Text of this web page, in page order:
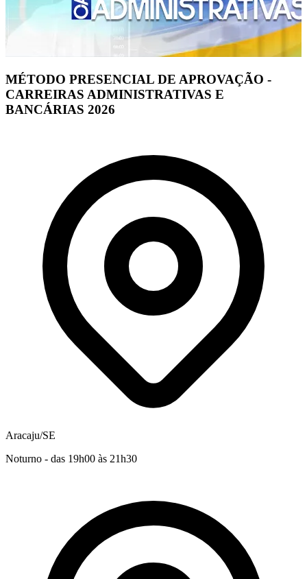
MÉTODO PRESENCIAL DE APROVAÇÃO -
CARREIRAS ADMINISTRATIVAS E
BANCÁRIAS 2026
Aracaju/SE
Noturno - das 19h00 às 21h30